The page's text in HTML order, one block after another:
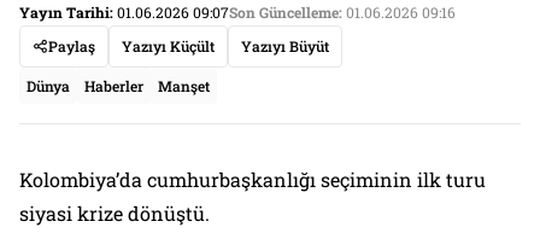
Yayın Tarihi:01.06.2026 09:07Son Güncelleme:01.06.2026 09:16
Paylaş
Yazıyı Küçült Yazıyı Büyüt
Dünya Haberler Manşet
Kolombiya’da cumhurbaşkanlığı seçiminin ilk turu
siyasi krize dönüştü.